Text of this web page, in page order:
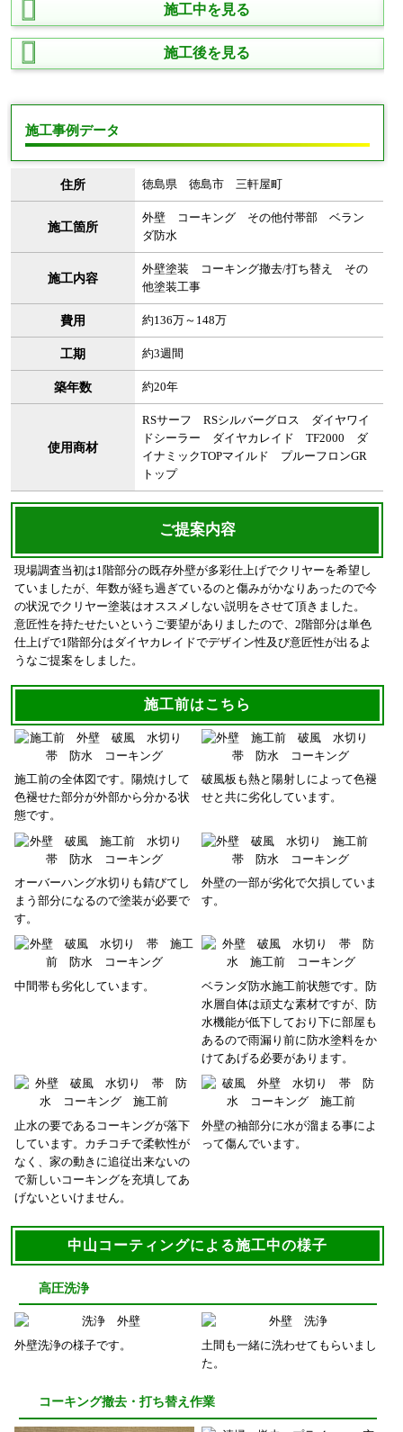
施工中を見る
施工後を見る
施工事例データ
住所 徳島県 徳島市 三軒屋町
施工箇所
外壁 コーキング その他付帯部 ベラン
ダ防水
施工内容
外壁塗装 コーキング撤去/打ち替え その
他塗装工事
費用 約136万～148万
工期 約3週間
築年数 約20年
使用商材
RSサーフ RSシルバーグロス ダイヤワイ
ドシーラー ダイヤカレイド TF2000 ダ
イナミックTOPマイルド プルーフロンGR
トップ
ご提案内容
現場調査当初は1階部分の既存外壁が多彩仕上げでクリヤーを希望し
ていましたが、年数が経ち過ぎているのと傷みがかなりあったので今
の状況でクリヤー塗装はオススメしない説明をさせて頂きました。
意匠性を持たせたいというご要望がありましたので、2階部分は単色
仕上げで1階部分はダイヤカレイドでデザイン性及び意匠性が出るよ
うなご提案をしました。
施工前はこちら
施工前の全体図です。陽焼けして
色褪せた部分が外部から分かる状
態です。
破風板も熱と陽射しによって色褪
せと共に劣化しています。
オーバーハング水切りも錆びてし
まう部分になるので塗装が必要で
す。
外壁の一部が劣化で欠損していま
す。
中間帯も劣化しています。
ベランダ防水施工前状態です。防
水層自体は頑丈な素材ですが、防
水機能が低下しており下に部屋も
あるので雨漏り前に防水塗料をか
けてあげる必要があります。
止水の要であるコーキングが落下
しています。カチコチで柔軟性が
なく、家の動きに追従出来ないの
で新しいコーキングを充填してあ
げないといけません。
外壁の袖部分に水が溜まる事によ
って傷んでいます。
中山コーティングによる施工中の様子
高圧洗浄
外壁洗浄の様子です。
土間も一緒に洗わせてもらいまし
た。
コーキング撤去・打ち替え作業